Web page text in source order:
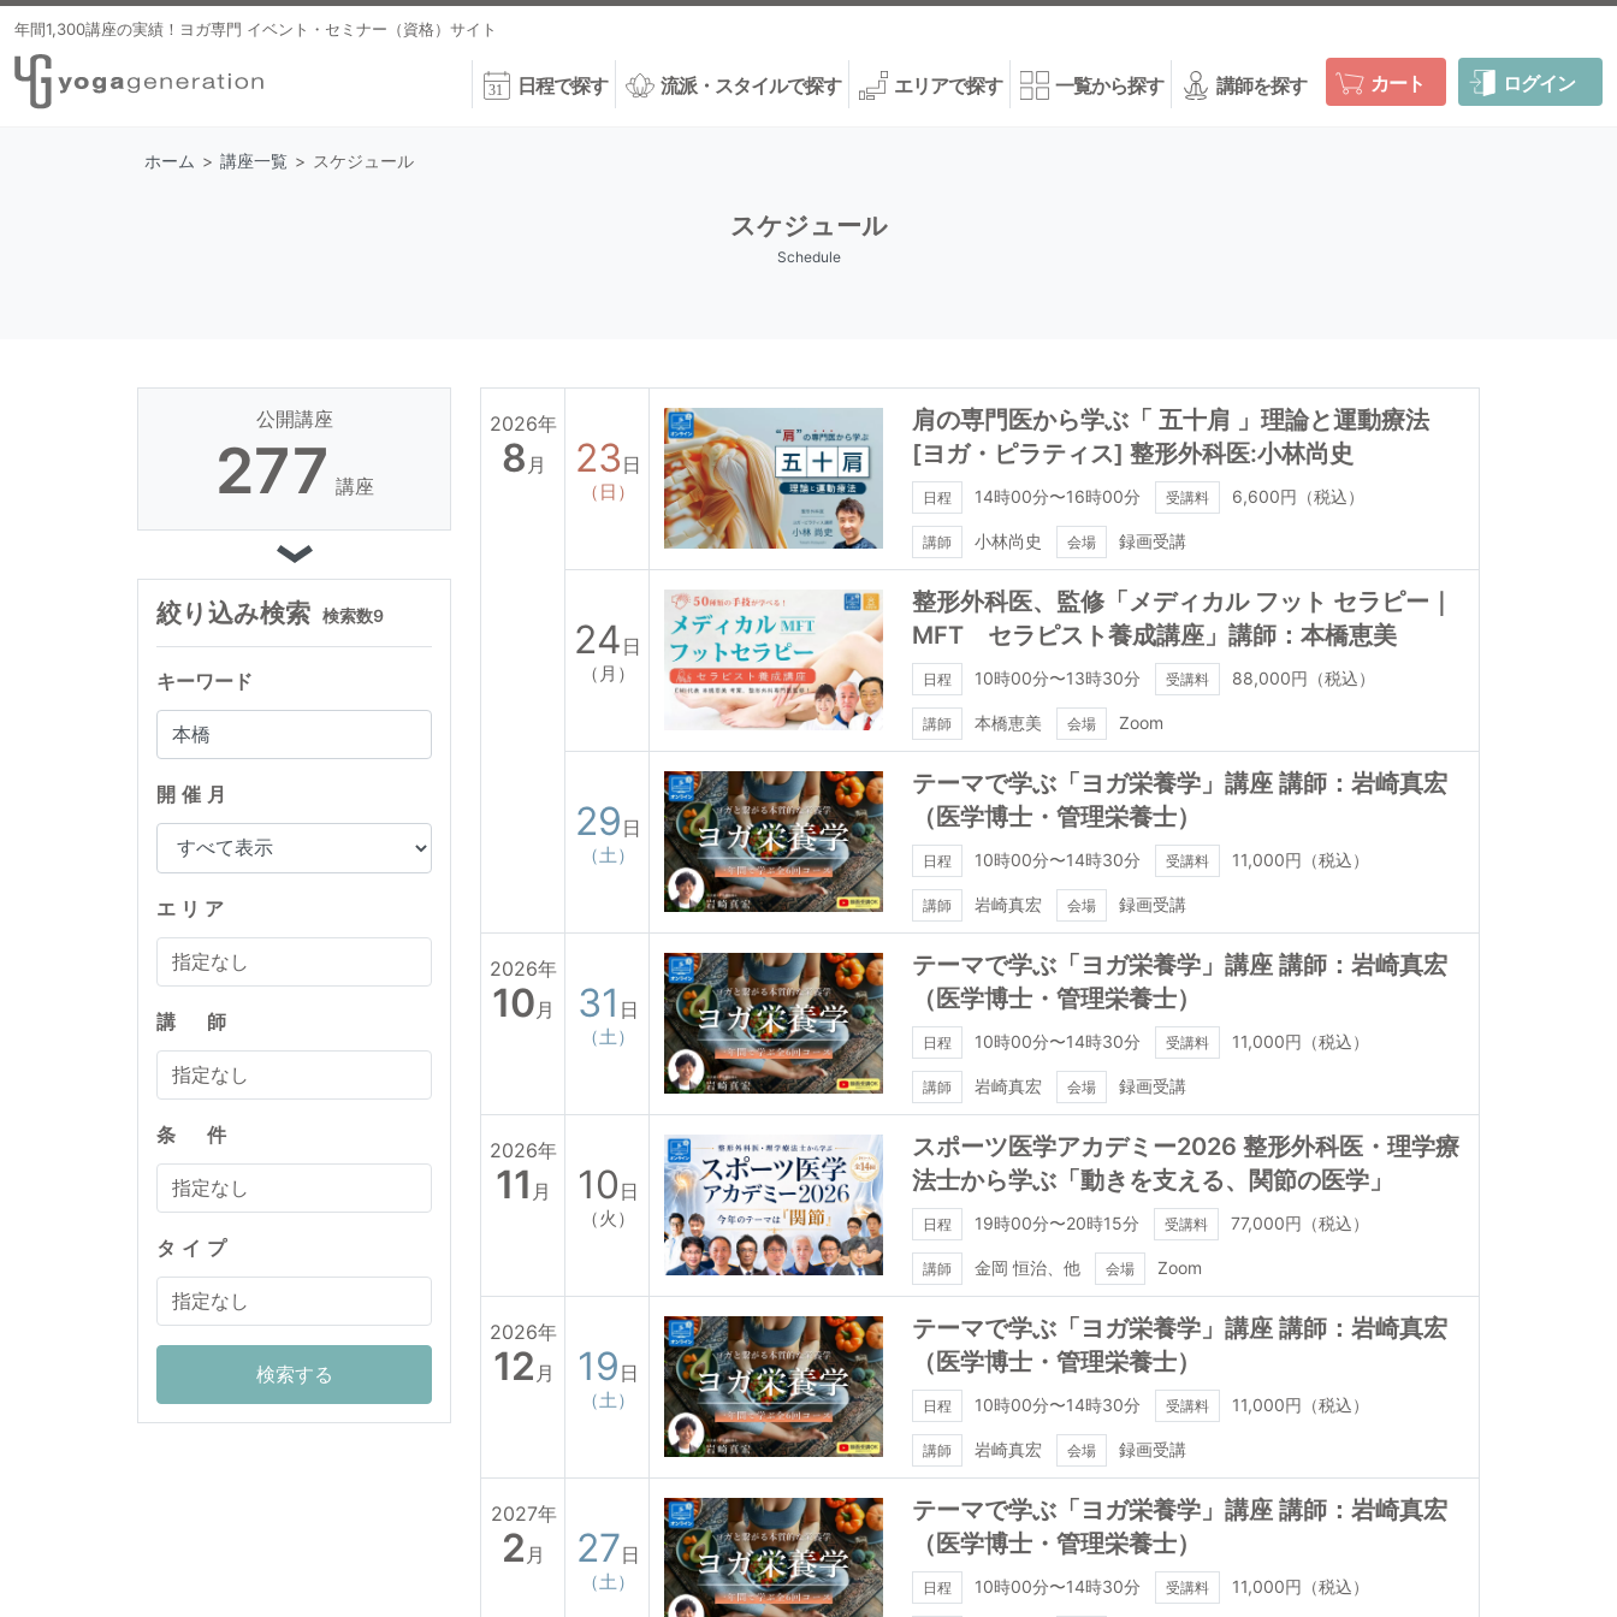
年間1,300講座の実績！ヨガ専門 イベント・セミナー（資格）サイト
日程で探す 流派・スタイルで探す エリアで探す 一覧から探す 講師を探す カート ログイン
ホーム > 講座一覧 > スケジュール
スケジュール
Schedule
公開講座
277 講座
絞り込み検索 検索数9
キーワード
開催月
エ リ ア
指定なし
講 師
指定なし
条 件
指定なし
タイプ
指定なし
2026年
8 月 23 日
（日）
肩の専門医から学ぶ「 五十肩 」理論と運動療法
[ヨガ・ピラティス] 整形外科医:小林尚史
日程 14時00分〜16時00分 受講料 6,600円（税込）
講師 小林尚史 会場 録画受講
24 日
（月）
整形外科医、監修「メディカル フット セラピー｜
MFT セラピスト養成講座」講師：本橋恵美
日程 10時00分〜13時30分 受講料 88,000円（税込）
講師 本橋恵美 会場 Zoom
29 日
（土）
テーマで学ぶ「ヨガ栄養学」講座 講師：岩崎真宏
（医学博士・管理栄養士）
日程 10時00分〜14時30分 受講料 11,000円（税込）
講師 岩崎真宏 会場 録画受講
2026年
10 月 31 日
（土）
テーマで学ぶ「ヨガ栄養学」講座 講師：岩崎真宏
（医学博士・管理栄養士）
日程 10時00分〜14時30分 受講料 11,000円（税込）
講師 岩崎真宏 会場 録画受講
2026年
11 月 10 日
（火）
スポーツ医学アカデミー2026 整形外科医・理学療
法士から学ぶ「動きを支える、関節の医学」
日程 19時00分〜20時15分 受講料 77,000円（税込）
講師 金岡 恒治、他 会場 Zoom
2026年
12 月 19 日
（土）
テーマで学ぶ「ヨガ栄養学」講座 講師：岩崎真宏
（医学博士・管理栄養士）
日程 10時00分〜14時30分 受講料 11,000円（税込）
講師 岩崎真宏 会場 録画受講
2027年
2 月 27日
（土）
テーマで学ぶ「ヨガ栄養学」講座 講師：岩崎真宏
（医学博士・管理栄養士）
日程 10時00分〜14時30分 受講料 11,000円（税込）